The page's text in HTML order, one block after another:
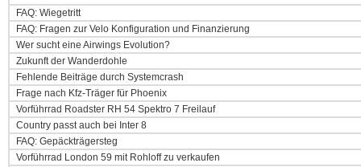
FAQ: Wiegetritt
FAQ: Fragen zur Velo Konfiguration und Finanzierung
Wer sucht eine Airwings Evolution?
Zukunft der Wanderdohle
Fehlende Beiträge durch Systemcrash
Frage nach Kfz-Träger für Phoenix
Vorführrad Roadster RH 54 Spektro 7 Freilauf
Country passt auch bei Inter 8
FAQ: Gepäckträgersteg
Vorführrad London 59 mit Rohloff zu verkaufen